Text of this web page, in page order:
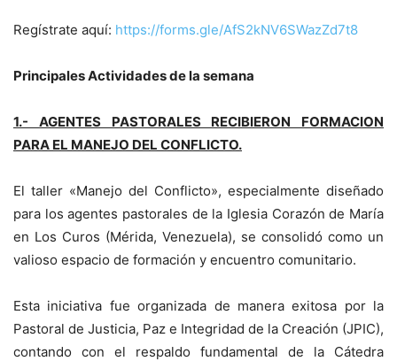
Regístrate aquí: https://forms.gle/AfS2kNV6SWazZd7t8
Principales Actividades de la semana
1.- AGENTES PASTORALES RECIBIERON FORMACION
PARA EL MANEJO DEL CONFLICTO.
El taller «Manejo del Conflicto», especialmente diseñado
para los agentes pastorales de la Iglesia Corazón de María
en Los Curos (Mérida, Venezuela), se consolidó como un
valioso espacio de formación y encuentro comunitario.
Esta iniciativa fue organizada de manera exitosa por la
Pastoral de Justicia, Paz e Integridad de la Creación (JPIC),
contando con el respaldo fundamental de la Cátedra